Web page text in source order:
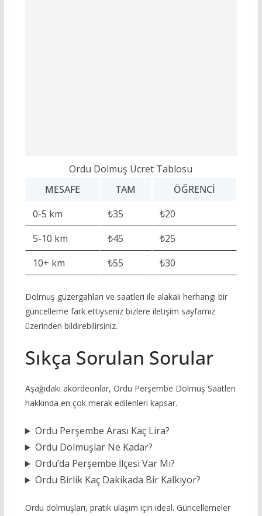
Ordu Dolmuş Ücret Tablosu
MESAFE
TAM
ÖĞRENCI
0-5 km
₺35
₺20
5-10 km
₺45
₺25
10+ km
₺55 ₺30
Dolmuş güzergahları ve saatleri ile alakalı herhangi bir
güncelleme fark ettiyseniz bizlere iletişim sayfamız
üzerinden bildirebilirsiniz.
Sıkça Sorulan Sorular
Aşağıdaki akordeonlar, Ordu Perşembe Dolmuş Saatleri
hakkında en çok merak edilenleri kapsar.
Ordu Perşembe Arası Kaç Lira?
Ordu Dolmuşlar Ne Kadar?
Ordu’da Perşembe İlçesi Var Mı?
Ordu Birlik Kaç Dakikada Bir Kalkıyor?
Ordu dolmuşları, pratik ulaşım için ideal. Güncellemeler